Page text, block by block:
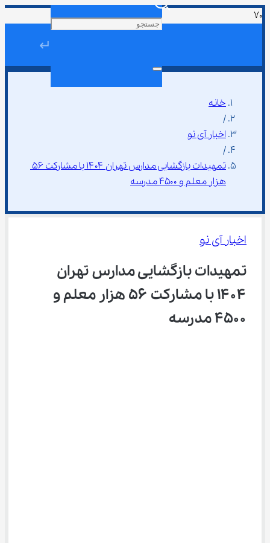
↵
خانه
/
اخبار آی نو
/
تمهیدات بازگشایی مدارس تهران ۱۴۰۴ با مشارکت ۵۶
هزار معلم و ۴۵۰۰ مدرسه
اخبار آی نو
تمهیدات بازگشایی مدارس تهران
۱۴۰۴ با مشارکت ۵۶ هزار معلم و
۴۵۰۰ مدرسه